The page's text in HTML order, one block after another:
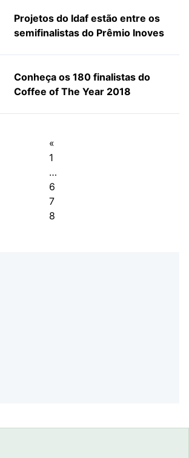
Projetos do Idaf estão entre os
semifinalistas do Prêmio Inoves
Conheça os 180 finalistas do
Coffee of The Year 2018
«
1
…
6
7
8